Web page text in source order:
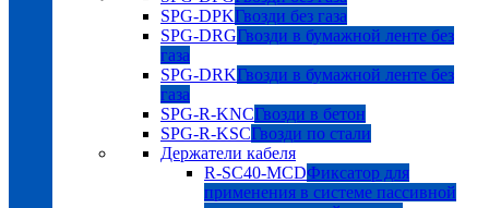
SPG-DPKГвозди без газа
SPG-DRGГвозди в бумажной ленте без
газа
SPG-DRKГвозди в бумажной ленте без
газа
SPG-R-KNCГвозди в бетон
SPG-R-KSCГвозди по стали
Держатели кабеля
R-SC40-MCDФиксатор для
применения в системе пассивной